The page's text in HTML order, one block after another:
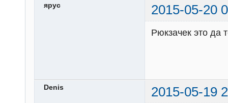
ярус 2015-05-20
Рюкзачек это да
Denis 2015-05-19